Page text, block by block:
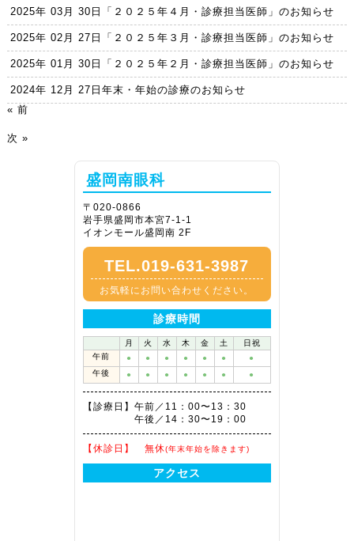
2025年 03月 30日 「２０２５年４月・診療担当医師」のお知らせ
2025年 02月 27日 「２０２５年３月・診療担当医師」のお知らせ
2025年 01月 30日 「２０２５年２月・診療担当医師」のお知らせ
2024年 12月 27日 年末・年始の診療のお知らせ
« 前
次 »
盛岡南眼科
〒020-0866
岩手県盛岡市本宮7-1-1
イオンモール盛岡南 2F
TEL.019-631-3987
お気軽にお問い合わせください。
診療時間
月 火 水 木 金 土
日祝
午前
● ● ● ● ● ●
●
午後
● ● ● ● ● ● ●
【診療日】 午前／11：00〜13：30
午後／14：30〜19：00
【休診日】 無休(年末年始を除きます)
アクセス